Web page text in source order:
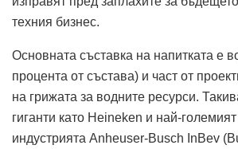
техния бизнес.
Основната съставка на напитката е
процента от състава) и част от
на грижата за водните ресурси.
гиганти като Heineken и най-
индустрията Anheuser-Busch InBev